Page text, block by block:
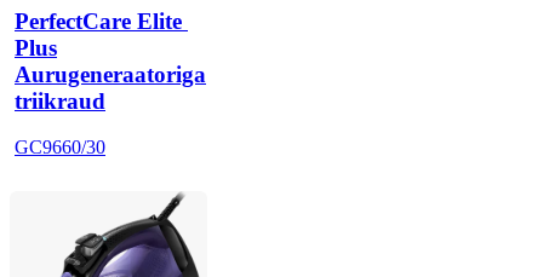
PerfectCare Elite
Plus
Aurugeneraatoriga
triikraud
GC9660/30